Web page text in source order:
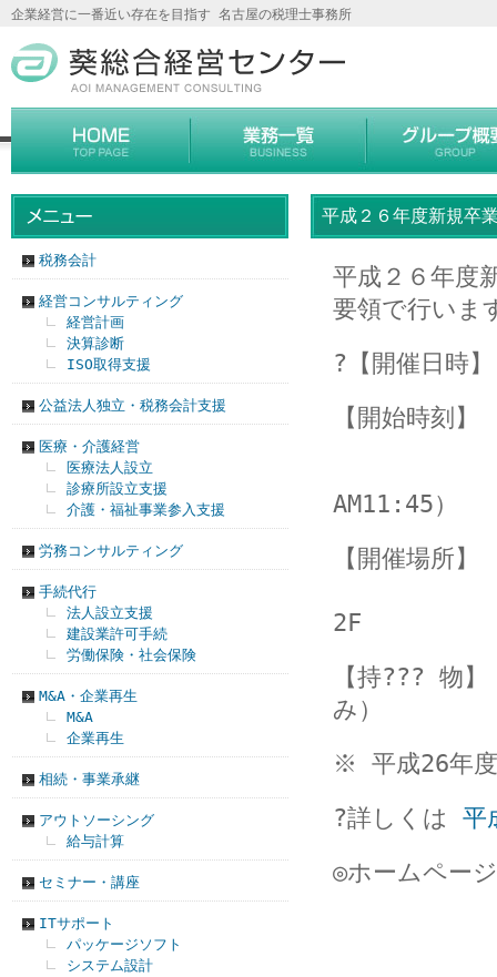
企業経営に一番近い存在を目指す 名古屋の税理士事務所
税務会計
経営コンサルティング
経営計画
決算診断
ISO取得支援
公益法人独立・税務会計支援
医療・介護経営
医療法人設立
診療所設立支援
介護・福祉事業参入支援
労務コンサルティング
手続代行
法人設立支援
建設業許可手続
労働保険・社会保険
M&A・企業再生
M&A
企業再生
相続・事業承継
アウトソーシング
給与計算
セミナー・講座
ITサポート
パッケージソフト
システム設計
平成２６年度新規卒
平成２６年度
要領で行いま
?【開催日時
【開始時刻
AM11:45）
【開催場所
2F
【持??? 物
み）
※ 平成26年
?詳しくは 平
◎ホームペー